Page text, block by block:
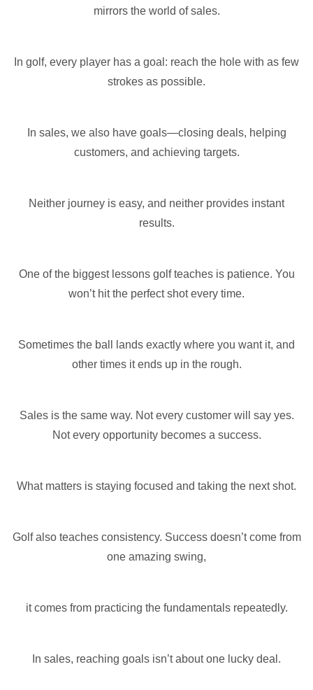
mirrors the world of sales.
In golf, every player has a goal: reach the hole with as few
strokes as possible.
In sales, we also have goals—closing deals, helping
customers, and achieving targets.
Neither journey is easy, and neither provides instant
results.
One of the biggest lessons golf teaches is patience. You
won’t hit the perfect shot every time.
Sometimes the ball lands exactly where you want it, and
other times it ends up in the rough.
Sales is the same way. Not every customer will say yes.
Not every opportunity becomes a success.
What matters is staying focused and taking the next shot.
Golf also teaches consistency. Success doesn’t come from
one amazing swing,
it comes from practicing the fundamentals repeatedly.
In sales, reaching goals isn’t about one lucky deal.